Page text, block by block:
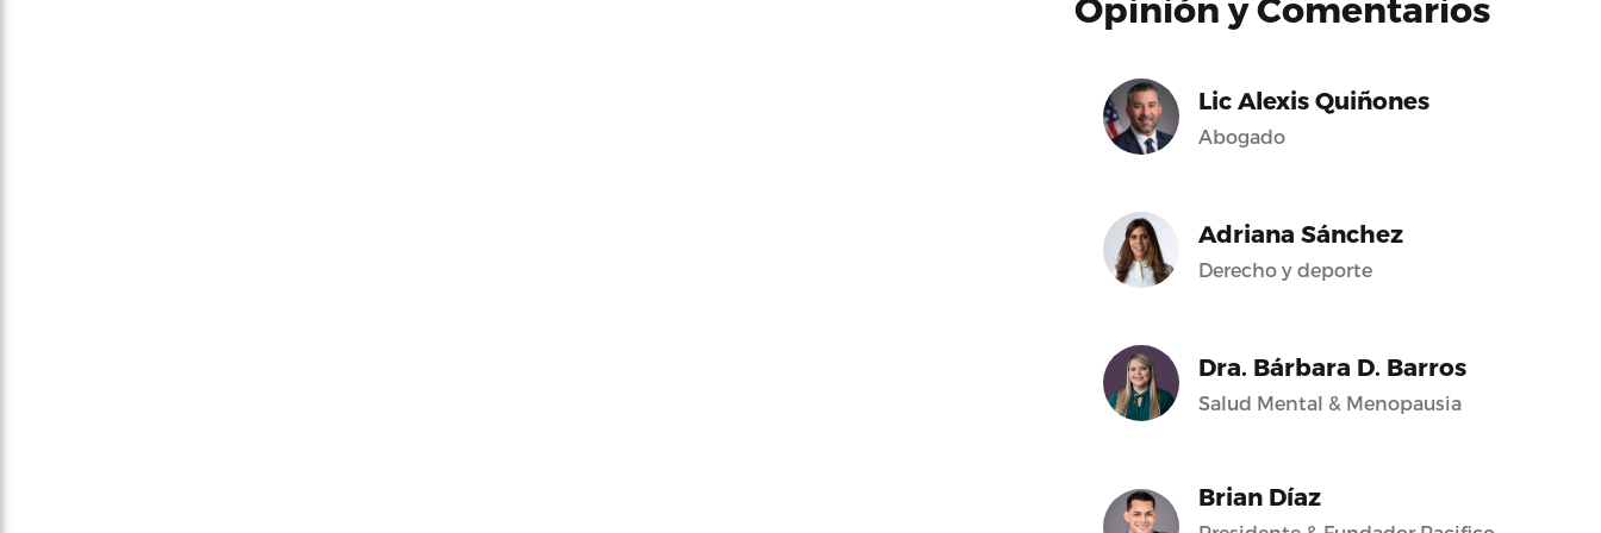
Lic Alexis Quiñones
Abogado
Adriana Sánchez
Derecho y deporte
Dra. Bárbara D. Barros
Salud Mental & Menopausia
Brian Díaz